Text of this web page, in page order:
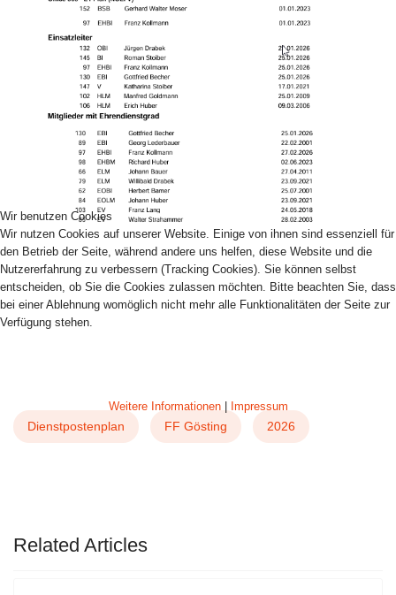
Dienstpostenplan FF Gösting 2026
Related Articles
Wir benutzen Cookies
Wir nutzen Cookies auf unserer Website. Einige von ihnen sind essenziell für
den Betrieb der Seite, während andere uns helfen, diese Website und die
Nutzererfahrung zu verbessern (Tracking Cookies). Sie können selbst
entscheiden, ob Sie die Cookies zulassen möchten. Bitte beachten Sie, dass
bei einer Ablehnung womöglich nicht mehr alle Funktionalitäten der Seite zur
Verfügung stehen.
Weitere Informationen| Impressum